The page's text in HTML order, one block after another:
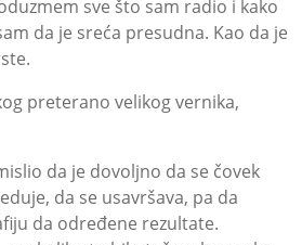
sve što sam radio i kako
da je sreća presudna. Kao da je
preterano velikog vernika,
da je dovoljno da se čovek
da se usavršava, pa da
da određene rezultate.